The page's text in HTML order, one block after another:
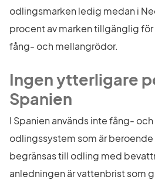
odlingsmarken ledig medan i
procent av marken tillgänglig
fång- och mellangrödor.
Ingen ytterligare
Spanien
I Spanien används inte fång-
odlingssystem som är beroende
begränsas till odling med
anledningen är vattenbrist som